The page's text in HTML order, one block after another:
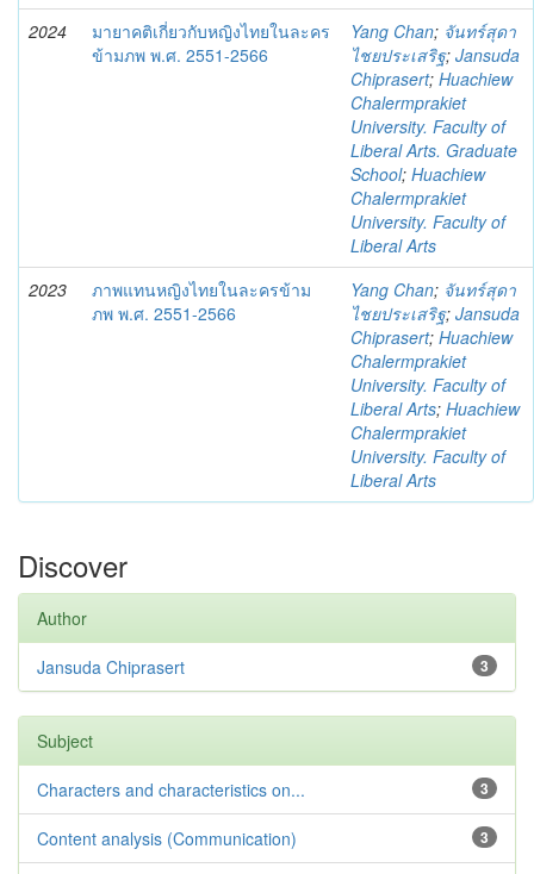
2024
มายาคติเกี่ยวกับหญิงไทยในละคร
ข้ามภพ พ.ศ. 2551-2566
Yang Chan; จันทร์สุดา
ไชยประเสริฐ; Jansuda
Chiprasert; Huachiew
Chalermprakiet
University. Faculty of
Liberal Arts. Graduate
School; Huachiew
Chalermprakiet
University. Faculty of
Liberal Arts
2023
ภาพแทนหญิงไทยในละครข้าม
ภพ พ.ศ. 2551-2566
Yang Chan; จันทร์สุดา
ไชยประเสริฐ; Jansuda
Chiprasert; Huachiew
Chalermprakiet
University. Faculty of
Liberal Arts; Huachiew
Chalermprakiet
University. Faculty of
Liberal Arts
Discover
Author
3
Jansuda Chiprasert
Subject
3
Characters and characteristics on...
3
Content analysis (Communication)